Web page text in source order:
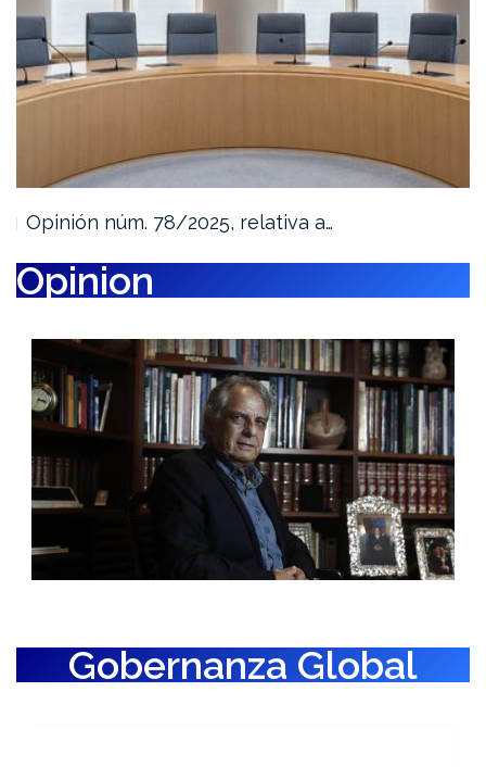
Opinión núm. 78/2025, relativa a…
Opinion
Gobernanza Global